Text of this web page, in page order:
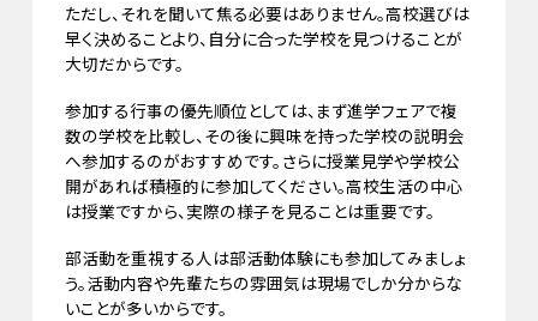
ただし、それを聞いて焦る必要はありません。高校選びは
早く決めることより、自分に合った学校を見つけることが
大切だからです。
参加する行事の優先順位としては、まず進学フェアで複
数の学校を比較し、その後に興味を持った学校の説明会
へ参加するのがおすすめです。さらに授業見学や学校公
開があれば積極的に参加してください。高校生活の中心
は授業ですから、実際の様子を見ることは重要です。
部活動を重視する人は部活動体験にも参加してみましょ
う。活動内容や先輩たちの雰囲気は現場でしか分からな
いことが多いからです。